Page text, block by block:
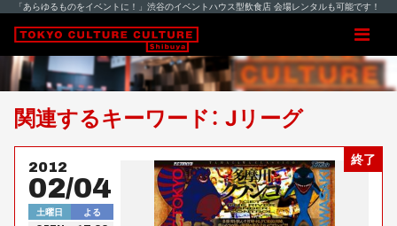
「あらゆるものをイベントに！」渋谷のイベントハウス型飲食店 会場レンタルも可能です！
関連するキーワード： Jリーグ
終了
2012
02/04
土曜日 よる